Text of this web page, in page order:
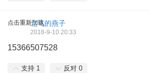
点击重新加载北飞的燕子
2018-9-10 20:33
15366507528
支持 1 反对 0